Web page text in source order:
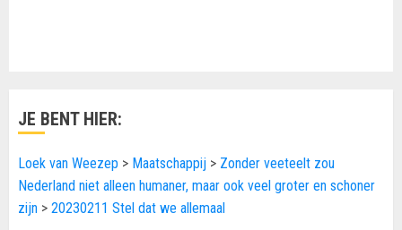
JE BENT HIER:
Loek van Weezep > Maatschappij > Zonder veeteelt zou
Nederland niet alleen humaner, maar ook veel groter en schoner
zijn > 20230211 Stel dat we allemaal